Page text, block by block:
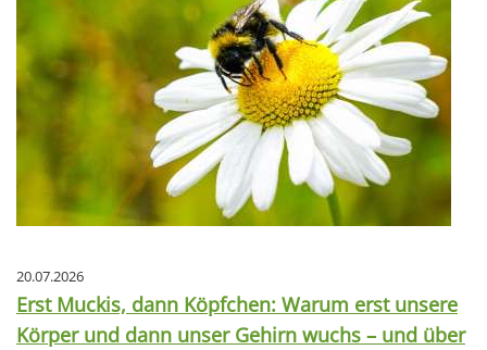
20.07.2026
Erst Muckis, dann Köpfchen: Warum erst unsere
Körper und dann unser Gehirn wuchs – und über